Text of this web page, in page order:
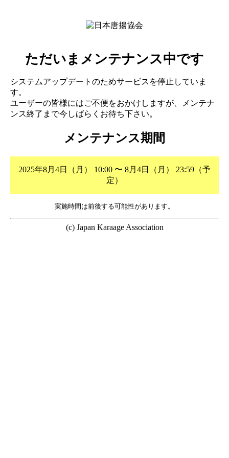
ただいまメンテナンス中です
システムアップデートのためサービスを停止していま
す。
ユーザーの皆様にはご不便をおかけしますが、メンテナ
ンス終了まで今しばらくお待ち下さい。
メンテナンス期間
2025年8月4日（月） 10:00 〜 8月4日（月） 23:59（予
定）
実施時間は前後する可能性があります。
(c) Japan Karaage Association